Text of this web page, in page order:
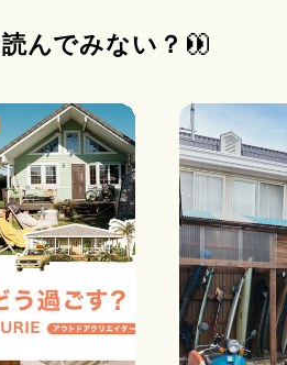
んでみない？